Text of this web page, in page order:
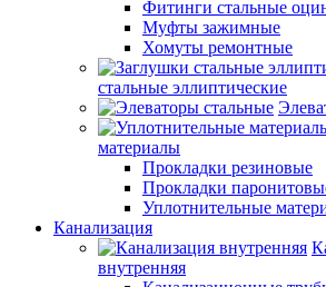
Фитинги стальные
Муфты зажимные
Хомуты ремонтные
стальные эллиптические
материалы
Прокладки резиновые
Прокладки
Уплотнительные
Канализация
внутренняя